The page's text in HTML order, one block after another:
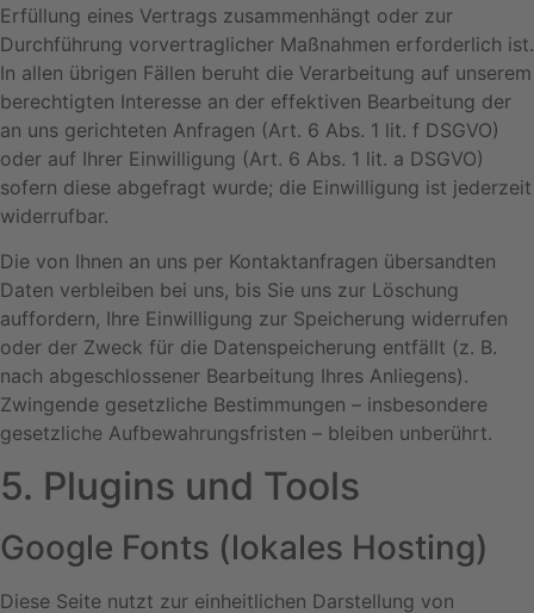
Erfüllung eines Vertrags zusammenhängt oder zur
Durchführung vorvertraglicher Maßnahmen erforderlich ist.
In allen übrigen Fällen beruht die Verarbeitung auf unserem
berechtigten Interesse an der effektiven Bearbeitung der
an uns gerichteten Anfragen (Art. 6 Abs. 1 lit. f DSGVO)
oder auf Ihrer Einwilligung (Art. 6 Abs. 1 lit. a DSGVO)
sofern diese abgefragt wurde; die Einwilligung ist jederzeit
widerrufbar.
Die von Ihnen an uns per Kontaktanfragen übersandten
Daten verbleiben bei uns, bis Sie uns zur Löschung
auffordern, Ihre Einwilligung zur Speicherung widerrufen
oder der Zweck für die Datenspeicherung entfällt (z. B.
nach abgeschlossener Bearbeitung Ihres Anliegens).
Zwingende gesetzliche Bestimmungen – insbesondere
gesetzliche Aufbewahrungsfristen – bleiben unberührt.
5. Plugins und Tools
Google Fonts (lokales Hosting)
Diese Seite nutzt zur einheitlichen Darstellung von